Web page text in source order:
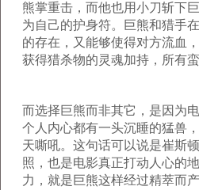
熊掌重击，而他也用小刀斩下
为自己的护身符。巨熊和猎手
的存在，又能够使得对方流血
获得猎杀物的灵魂加持，所有
而选择巨熊而非其它，是因为
个人内心都有一头沉睡的猛兽
天嘶吼。这句话可以说是崔斯
照，也是电影真正打动人心的
力，就是巨熊这样经过精萃而